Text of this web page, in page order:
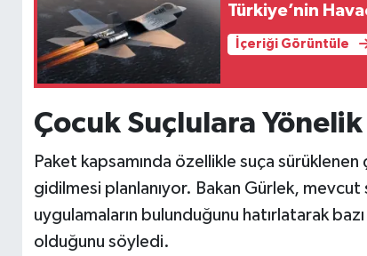
Türkiye’nin
İçeriği Görüntüle
Çocuk Suçlulara
Paket kapsamında özellikle suça
gidilmesi planlanıyor. Bakan Gürlek, mevcut
uygulamaların bulunduğunu hatırlatarak
olduğunu söyledi.